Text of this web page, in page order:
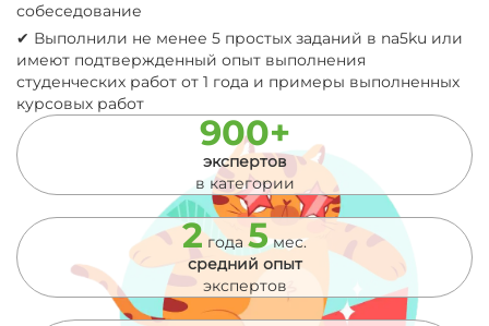
собеседование
✔︎ Выполнили не менее 5 простых заданий в na5ku или
имеют подтвержденный опыт выполнения
студенческих работ от 1 года и примеры выполненных
курсовых работ
900+
экспертов
в категории
2 года 5мес.
средний опыт
экспертов